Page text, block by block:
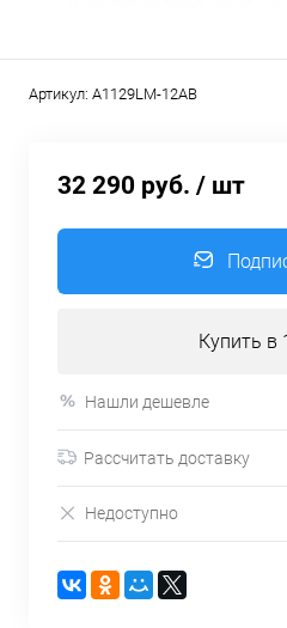
Артикул: A1129LM-12AB
32 290 руб. / шт
Купить в
Нашли дешевле
Рассчитать доставку
Недоступно